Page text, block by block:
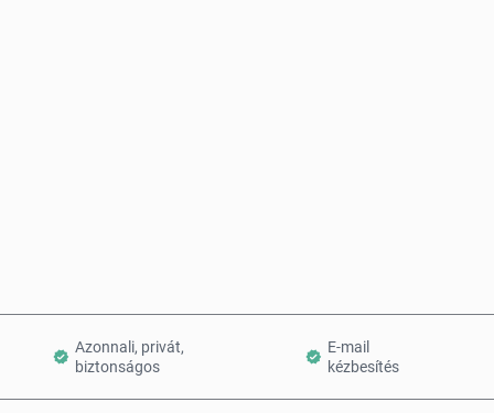
Azonnali, privát,
biztonságos
E-mail
kézbesítés